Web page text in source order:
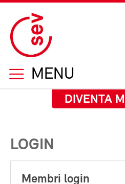
MENU
DIVENTA
LOGIN
Membri login